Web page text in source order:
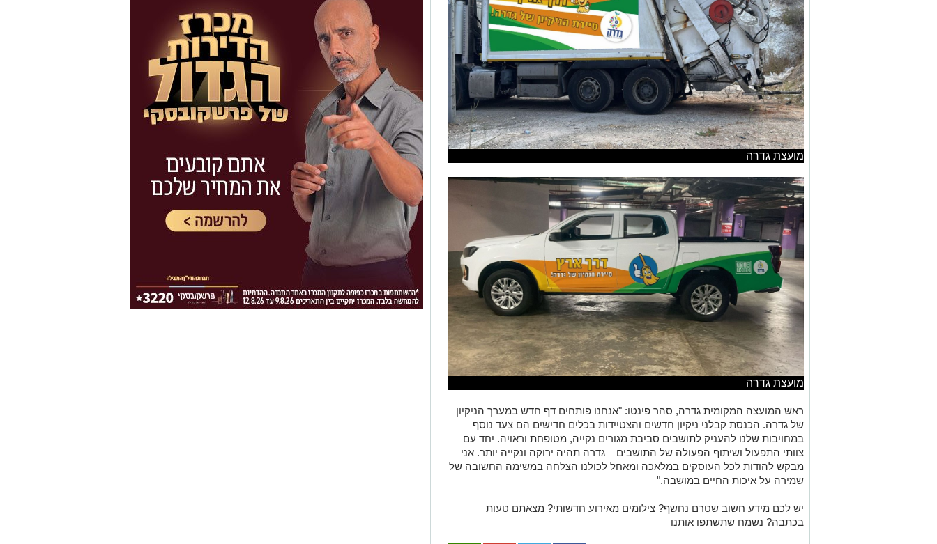
מועצת גדרה
מועצת גדרה
ראש המועצה המקומית גדרה, סהר פינטו: "אנחנו פותחים דף חדש במערך הניקיון
של גדרה. הכנסת קבלני ניקיון חדשים והצטיידות בכלים חדישים הם צעד נוסף
במחויבות שלנו להעניק לתושבים סביבת מגורים נקייה, מטופחת וראויה. יחד עם
צוותי התפעול ושיתוף הפעולה של התושבים – גדרה תהיה ירוקה ונקייה יותר. אני
מבקש להודות לכל העוסקים במלאכה ומאחל לכולנו הצלחה במשימה החשובה של
שמירה על איכות החיים במושבה."
יש לכם מידע חשוב שטרם נחשף? צילומים מאירוע חדשותי? מצאתם טעות
בכתבה? נשמח שתשתפו אותנו